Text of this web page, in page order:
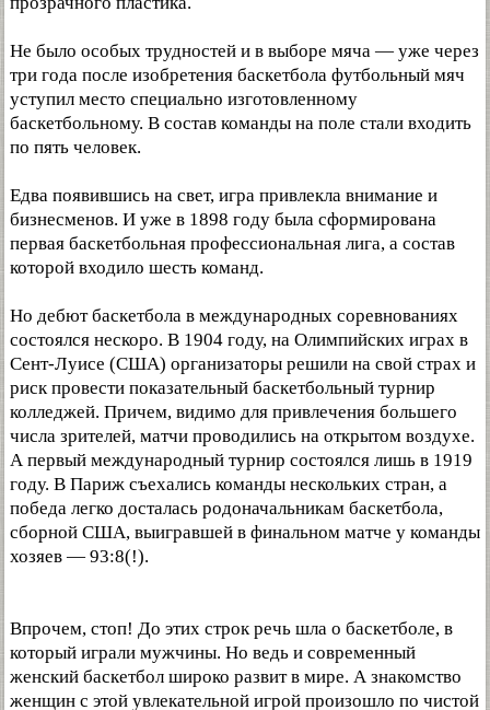
Не было особых трудностей и в выборе мяча — уже через
три года после изобретения баскетбола футбольный мяч
уступил место специально изготовленному
баскетбольному. В состав команды на поле стали входить
по пять человек.
Едва появившись на свет, игра привлекла внимание и
бизнесменов. И уже в 1898 году была сформирована
первая баскетбольная профессиональная лига, а состав
которой входило шесть команд.
Но дебют баскетбола в международных соревнованиях
состоялся нескоро. В 1904 году, на Олимпийских играх в
Сент-Луисе (США) организаторы решили на свой страх и
риск провести показательный баскетбольный турнир
колледжей. Причем, видимо для привлечения большего
числа зрителей, матчи проводились на открытом воздухе.
А первый международный турнир состоялся лишь в 1919
году. В Париж съехались команды нескольких стран, а
победа легко досталась родоначальникам баскетбола,
сборной США, выигравшей в финальном матче у команды
хозяев — 93:8(!).
Впрочем, стоп! До этих строк речь шла о баскетболе, в
который играли мужчины. Но ведь и современный
женский баскетбол широко развит в мире. А знакомство
женщин с этой увлекательной игрой произошло по чистой